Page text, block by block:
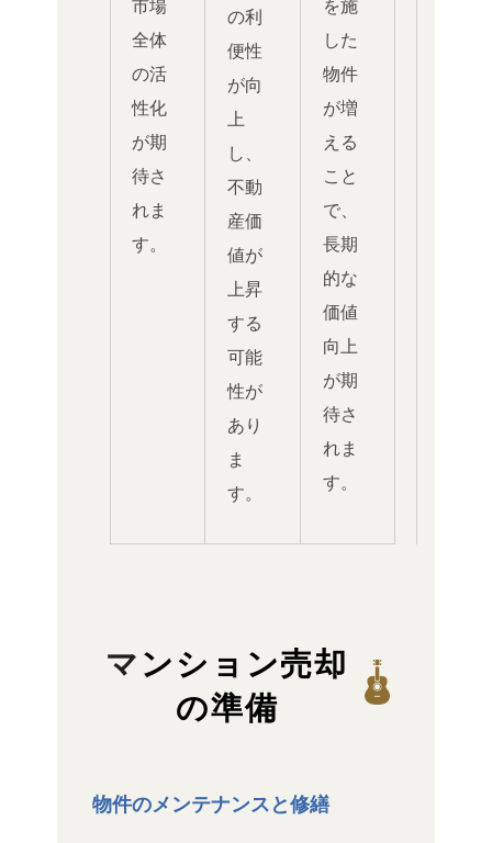
市場
全体
の活
性化
が期
待さ
れま
す。
の利
便性
が向
上
し、
不動
産価
値が
上昇
する
可能
性が
あり
ま
す。
を施
した
物件
が増
える
こと
で、
長期
的な
価値
向上
が期
待さ
れま
す。
マンション売却
の準備
物件のメンテナンスと修繕